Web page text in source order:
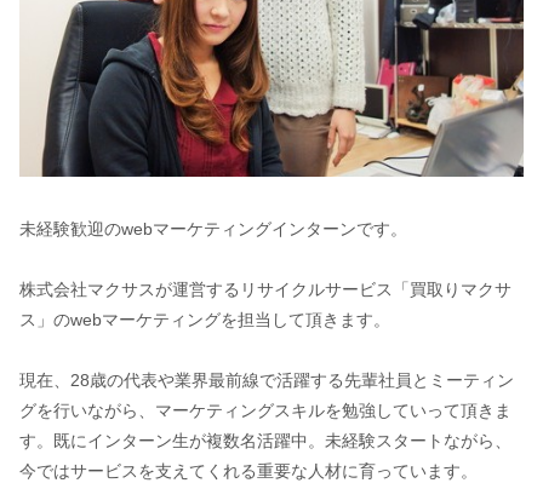
未経験歓迎のwebマーケティングインターンです。
株式会社マクサスが運営するリサイクルサービス「買取りマクサ
ス」のwebマーケティングを担当して頂きます。
現在、28歳の代表や業界最前線で活躍する先輩社員とミーティン
グを行いながら、マーケティングスキルを勉強していって頂きま
す。既にインターン生が複数名活躍中。未経験スタートながら、
今ではサービスを支えてくれる重要な人材に育っています。